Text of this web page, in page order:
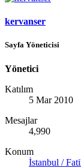
kervanser
Sayfa Yöneticisi
Yönetici
Katılım
5 Mar 2010
Mesajlar
4,990
Konum
İstanbul /